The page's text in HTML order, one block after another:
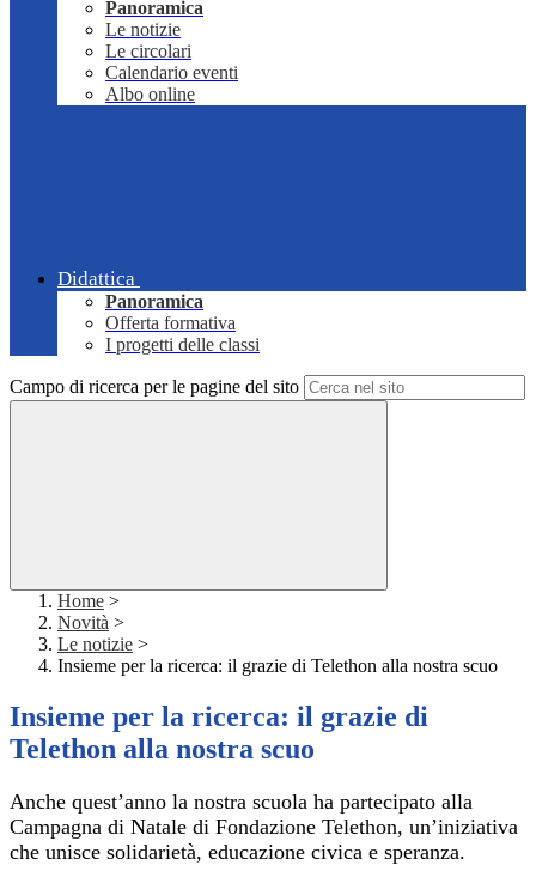
Panoramica
Le notizie
Le circolari
Calendario eventi
Albo online
Didattica
Panoramica
Offerta formativa
I progetti delle classi
Campo di ricerca per le pagine del sito
Home >
Novità >
Le notizie >
Insieme per la ricerca: il grazie di Telethon alla nostra scuo
Insieme per la ricerca: il grazie di
Telethon alla nostra scuo
Anche quest’anno la nostra scuola ha partecipato alla
Campagna di Natale di Fondazione Telethon, un’iniziativa
che unisce solidarietà, educazione civica e speranza.